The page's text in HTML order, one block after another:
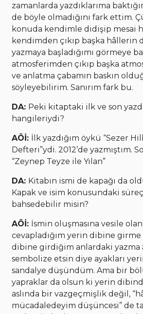
zamanlarda yazdıklarıma
de böyle olmadığını fark ettim.
konuda kendimle didişip mesai
kendimden çıkıp başka hâllerin
yazmaya başladığımı görmeye
atmosferimden çıkıp başka
ve anlatma çabamın baskın
söyleyebilirim. Sanırım fark bu.
DA: Peki kitaptaki ilk ve son
hangileriydi?
AÖİ: İlk yazdığım öykü “Sezer
Defteri”ydi. 2012’de yazmıştım.
“Zeynep Teyze ile Yılan”
DA: Kitabın ismi de kapağı da
Kapak ve isim konusundaki
bahsedebilir misin?
AÖİ: İsmin oluşmasına vesile
cevapladığım yerin dibine girme
dibine girdiğim anlardaki yazma
sembolize etsin diye ayakları
sandalye düşündüm. Ama bir
yapraklar da olsun ki yerin
aslında bir vazgeçmişlik değil,
mücadaledeyim düşüncesi” de